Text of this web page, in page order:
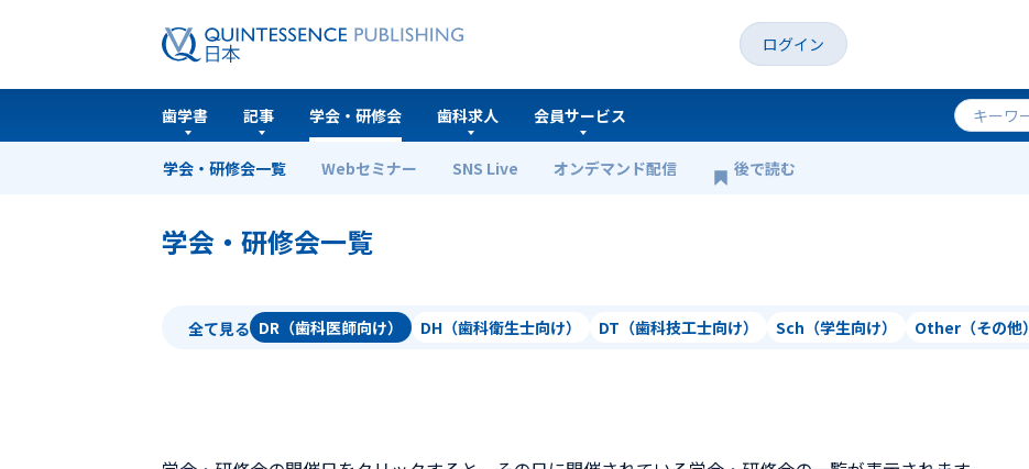
ログイン
歯学書 記事 学会・研修会
学会・研修会一覧 Webセミナー SNS Live オンデマンド配信 後で読む
歯科求人 会員サービス
ホーム 学会・研修会一覧
学会・研修会一覧
全て見る DR（歯科医師向け） DH（歯科衛生士向け） DT（歯科技工士向け） Sch（学生向け） Other（その他）